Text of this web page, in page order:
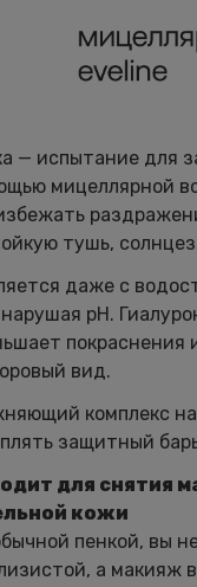
— испытание для
мицеллярной
тушь,
даже с
pH.
вид.
комплекс
защитный
для снятия
кожи
пенкой, вы
а макияж